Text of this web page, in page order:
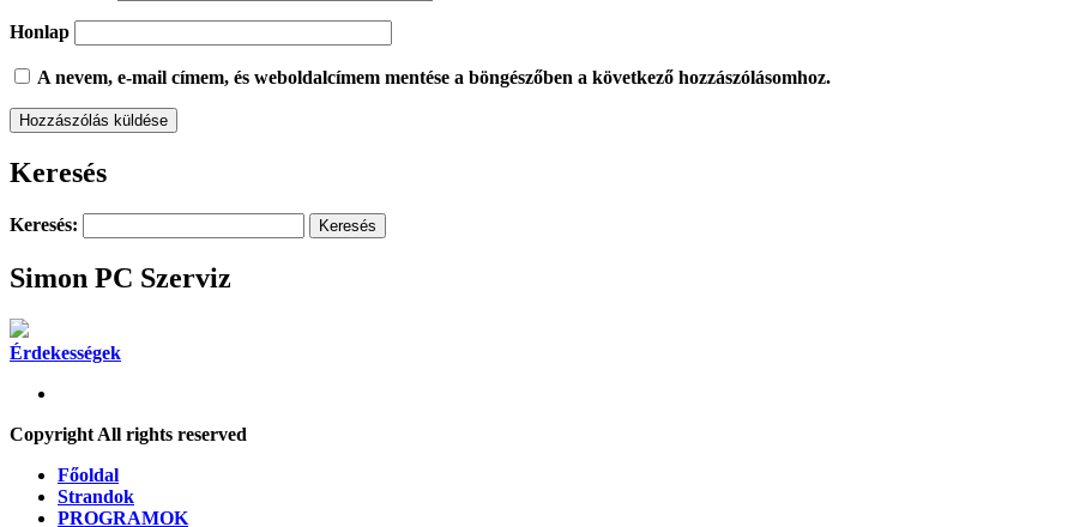
Honlap
A nevem, e-mail címem, és weboldalcímem mentése a böngészőben a következő hozzászólásomhoz.
Keresés
Keresés:
Simon PC Szerviz
Érdekességek
Copyright All rights reserved
Főoldal
Strandok
PROGRAMOK